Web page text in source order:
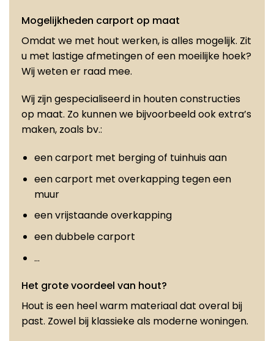
Mogelijkheden carport op maat
Omdat we met hout werken, is alles mogelijk. Zit
u met lastige afmetingen of een moeilijke hoek?
Wij weten er raad mee.
Wij zijn gespecialiseerd in houten constructies
op maat. Zo kunnen we bijvoorbeeld ook extra’s
maken, zoals bv.:
een carport met berging of tuinhuis aan
een carport met overkapping tegen een
muur
een vrijstaande overkapping
een dubbele carport
…
Het grote voordeel van hout?
Hout is een heel warm materiaal dat overal bij
past. Zowel bij klassieke als moderne woningen.